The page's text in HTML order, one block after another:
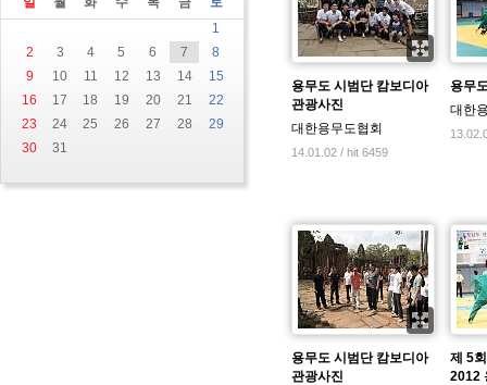
1
2
3 4 5 6 7
8
9
10 11 12 13 14
15
16
17 18 19 20 21
22
23
24 25 26 27 28
29
30
31
용무도 시범단 캄보디아
관광사진
대한용무도협회
14.01.02 / hit 6459
용무
대한
용무도 시범단 캄보디아
관광사진
제 5
2012